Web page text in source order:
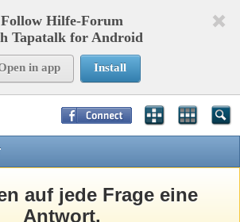
Follow Hilfe-Forum
Tapatalk for Android
in app Install
auf jede Frage eine
Antwort.